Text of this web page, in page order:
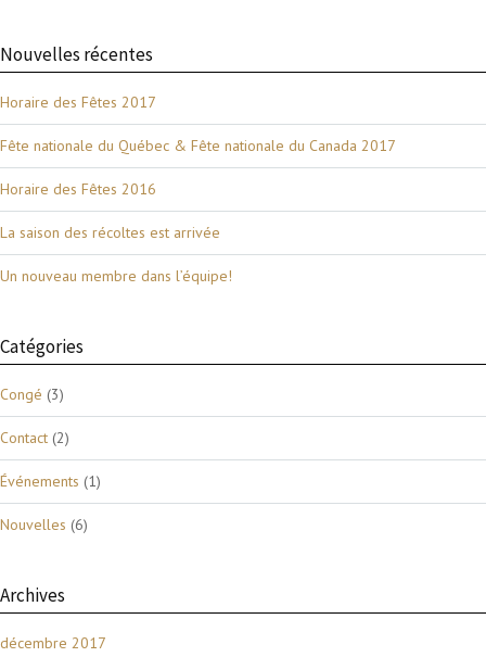
Nouvelles récentes
Horaire des Fêtes 2017
Fête nationale du Québec & Fête nationale du Canada 2017
Horaire des Fêtes 2016
La saison des récoltes est arrivée
Un nouveau membre dans l’équipe!
Catégories
Congé (3)
Contact (2)
Événements (1)
Nouvelles (6)
Archives
décembre 2017